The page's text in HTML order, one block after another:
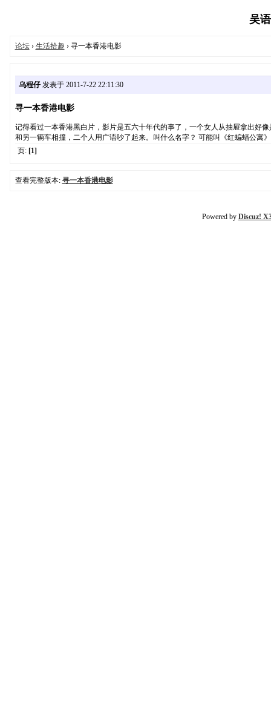
吴
论坛› 生活拾趣 › 寻一本香港电影
乌程仔发表于 2011-7-22 22:11:30
寻一本香港电影
记得看过一本香港黑白片，影片是五六十年代的事了，一个女人从抽屉拿出好
和另一辆车相撞，二个人用广语吵了起来。叫什么名字？ 可能叫《红蝙蝠公寓
页: [1]
查看完整版本: 寻一本香港电影
Powered by Discuz!